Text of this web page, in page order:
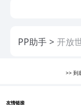
PP助手 开放
>> 到
友情链接